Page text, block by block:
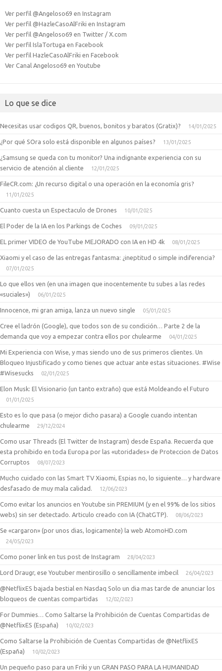
Ver perfil @Angeloso69 en Instagram
Ver perfil @HazleCasoAlFriki en Instagram
Ver perfil @Angeloso69 en Twitter / X.com
Ver perfil IslaTortuga en Facebook
Ver perfil HazleCasoAlFriki en Facebook
Ver Canal Angeloso69 en Youtube
Lo que se dice
Necesitas usar codigos QR, buenos, bonitos y baratos (Gratix)? 14/01/2025
¿Por qué SOra solo está disponible en algunos países? 13/01/2025
¿Samsung se queda con tu monitor? Una indignante experiencia con su
servicio de atención al cliente
12/01/2025
FileCR.com: ¿Un recurso digital o una operación en la economía gris?
11/01/2025
Cuanto cuesta un Espectaculo de Drones 10/01/2025
El Poder de la IA en los Parkings de Coches 09/01/2025
EL primer VIDEO de YouTube MEJORADO con IA en HD 4k 08/01/2025
Xiaomi y el caso de las entregas fantasma: ¿ineptitud o simple indiferencia?
07/01/2025
Lo que ellos ven (en una imagen que inocentemente tu subes a las redes
«suciales»)
06/01/2025
Innocence, mi gran amiga, lanza un nuevo single 05/01/2025
Cree el ladrón (Google), que todos son de su condición… Parte 2 de la
demanda que voy a empezar contra ellos por chulearme
04/01/2025
Mi Experiencia con Wise, y mas siendo uno de sus primeros clientes. Un
Bloqueo Injustificado y como tienes que actuar ante estas situaciones. #Wise
#Wisesucks
02/01/2025
Elon Musk: El Visionario (un tanto extraño) que está Moldeando el Futuro
01/01/2025
Esto es lo que pasa (o mejor dicho pasara) a Google cuando intentan
chulearme
29/12/2024
Como usar Threads (El Twitter de Instagram) desde España. Recuerda que
esta prohibido en toda Europa por las «utoridades» de Proteccion de Datos
Corruptos
08/07/2023
Mucho cuidado con las Smart TV Xiaomi, Espias no, lo siguiente… y hardware
desfasado de muy mala calidad.
12/06/2023
Como evitar los anuncios en Youtube sin PREMIUM (y en el 99% de los sitios
webs) sin ser detectado. Articulo creado con IA (ChatGTP).
08/06/2023
Se «cargaron» (por unos dias, logicamente) la web AtomoHD.com
24/05/2023
Como poner link en tus post de Instagram 28/04/2023
Lord Draugr, ese Youtuber mentirosillo o sencillamente imbecil 26/04/2023
@NetflixES bajada bestial en Nasdaq Solo un dia mas tarde de anunciar los
bloqueos de cuentas compartidas
12/02/2023
For Dummies… Como Saltarse la Prohibición de Cuentas Compartidas de
@NetflixES (España)
10/02/2023
Como Saltarse la Prohibición de Cuentas Compartidas de @NetflixES
(España)
10/02/2023
Un pequeño paso para un Friki y un GRAN PASO PARA LA HUMANIDAD